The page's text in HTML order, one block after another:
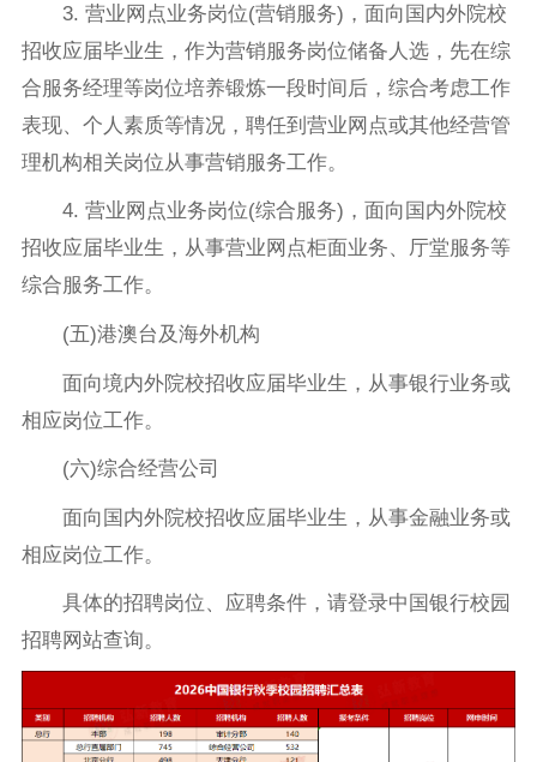
3. 营业网点业务岗位(营销服务)，面向国内外院校
招收应届毕业生，作为营销服务岗位储备人选，先在综
合服务经理等岗位培养锻炼一段时间后，综合考虑工作
表现、个人素质等情况，聘任到营业网点或其他经营管
理机构相关岗位从事营销服务工作。
4. 营业网点业务岗位(综合服务)，面向国内外院校
招收应届毕业生，从事营业网点柜面业务、厅堂服务等
综合服务工作。
(五)港澳台及海外机构
面向境内外院校招收应届毕业生，从事银行业务或
相应岗位工作。
(六)综合经营公司
面向国内外院校招收应届毕业生，从事金融业务或
相应岗位工作。
具体的招聘岗位、应聘条件，请登录中国银行校园
招聘网站查询。